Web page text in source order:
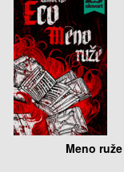
Meno ruže